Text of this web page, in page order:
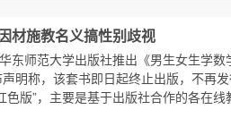
材施教名义搞性别歧视
东师范大学出版社推出《男生女生学数
明称，该套书即日起终止出版，不再
色版”，主要是基于出版社合作的各在